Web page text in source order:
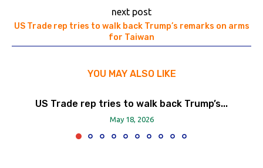
next post
US Trade rep tries to walk back Trump’s remarks on arms
for Taiwan
YOU MAY ALSO LIKE
US Trade rep tries to walk back Trump’s...
May 18, 2026